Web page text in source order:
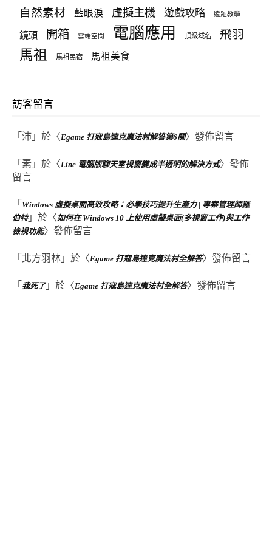
自然素材 藍眼淚 虛擬主機 遊戲攻略 遠距教學
鏡頭 開箱 雲端空間 電腦應用 頂級域名 飛羽
馬祖 馬祖民宿 馬祖美食
訪客留言
「 沛 」於〈Egame 打寇島達克魔法村解答第6關〉發佈留言
「 素 」於〈Line 電腦版聊天室視窗變成半透明的解決方式〉發佈
留言
「 Windows 虛擬桌面高效攻略：必學技巧提升生產力 | 專案管理師羅
伯特」於〈 如何在 Windows 10 上使用虛擬桌面(多視窗工作)與工作
檢視功能〉發佈留言
「 北方羽林 」於〈Egame 打寇島達克魔法村全解答〉發佈留言
「 我死了」於〈Egame 打寇島達克魔法村全解答〉發佈留言